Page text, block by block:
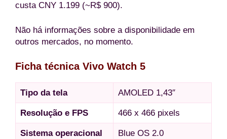
custa CNY 1.199 (~R$ 900).
Não há informações sobre a disponibilidade em
outros mercados, no momento.
Ficha técnica Vivo Watch 5
Tipo da tela AMOLED 1,43″
Resolução e FPS 466 x 466 pixels
Sistema operacional Blue OS 2.0